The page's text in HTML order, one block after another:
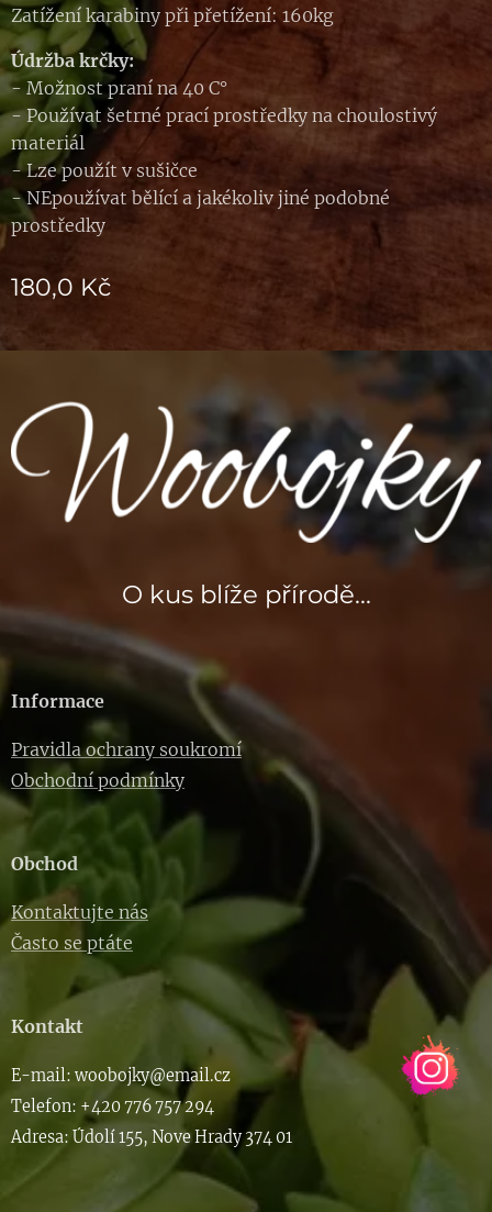
Zatížení karabiny při přetížení: 160kg
Údržba krčky:
- Možnost praní na 40 C°
- Používat šetrné prací prostředky na choulostivý
materiál
- Lze použít v sušičce
- NEpoužívat bělící a jakékoliv jiné podobné
prostředky
180,0 Kč
O kus blíže přírodě...
Informace
Pravidla ochrany soukromí
Obchodní podmínky
Obchod
Kontaktujte nás
Často se ptáte
Kontakt
E-mail: woobojky@email.cz
Telefon: +420 776 757 294
Adresa: Údolí 155, Nove Hrady 374 01